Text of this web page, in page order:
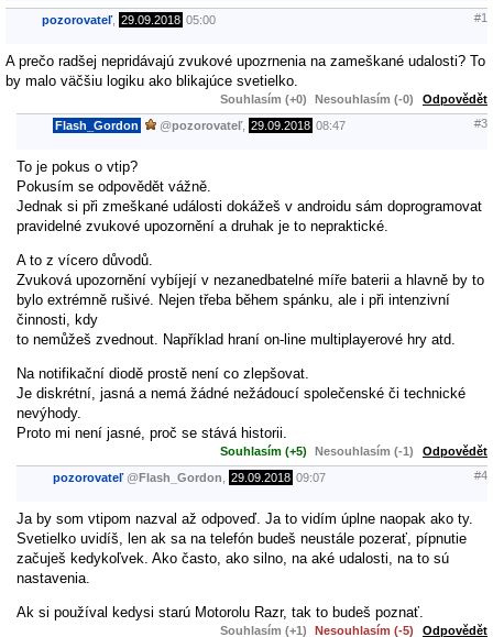
pozorovateľ, 29.09.2018 05:00 #1
A prečo radšej nepridávajú zvukové upozrnenia na zameškané udalosti? To
by malo väčšiu logiku ako blikajúce svetielko.
Souhlasím (+0) Nesouhlasím (-0) Odpovědět
Flash_Gordon @pozorovateľ, 29.09.2018 08:47 #3
To je pokus o vtip?
Pokusím se odpovědět vážně.
Jednak si při zmeškané události dokážeš v androidu sám doprogramovat
pravidelné zvukové upozornění a druhak je to nepraktické.
A to z vícero důvodů.
Zvuková upozornění vybíjejí v nezanedbatelné míře baterii a hlavně by to
bylo extrémně rušivé. Nejen třeba během spánku, ale i při intenzivní
činnosti, kdy
to nemůžeš zvednout. Například hraní on-line multiplayerové hry atd.
Na notifikační diodě prostě není co zlepšovat.
Je diskrétní, jasná a nemá žádné nežádoucí společenské či technické
nevýhody.
Proto mi není jasné, proč se stává historii.
Souhlasím (+5) Nesouhlasím (-1) Odpovědět
pozorovateľ @Flash_Gordon 29.09.2018 09:07 #4
Ja by som vtipom nazval až odpoveď. Ja to vidím úplne naopak ako ty.
Svetielko uvidíš, len ak sa na telefón budeš neustále pozerať, pípnutie
začuješ kedykoľvek. Ako často, ako silno, na aké udalosti, na to sú
nastavenia.
Ak si používal kedysi starú Motorolu Razr, tak to budeš poznať.
Souhlasím (+1) Nesouhlasím (-5) Odpovědět